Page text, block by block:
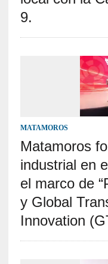
9.
MATAMOROS
Matamoros
industrial en
el marco de
y Global
Innovation